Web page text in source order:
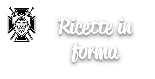
Ricette in
forma